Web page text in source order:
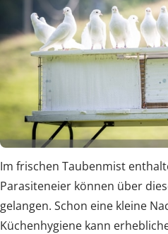
Im frischen Taubenmist
Parasiteneier können über
gelangen. Schon eine kleine
Küchenhygiene kann